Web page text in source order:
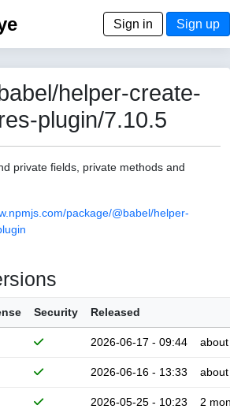
Sign in Sign up
helper-create-
plugin/7.10.5
private fields, private methods and
package/@babel/helper-
Security Released
2026-06-17 - 09:44
2026-06-16 - 13:33
2026-05-25 - 10:23 2